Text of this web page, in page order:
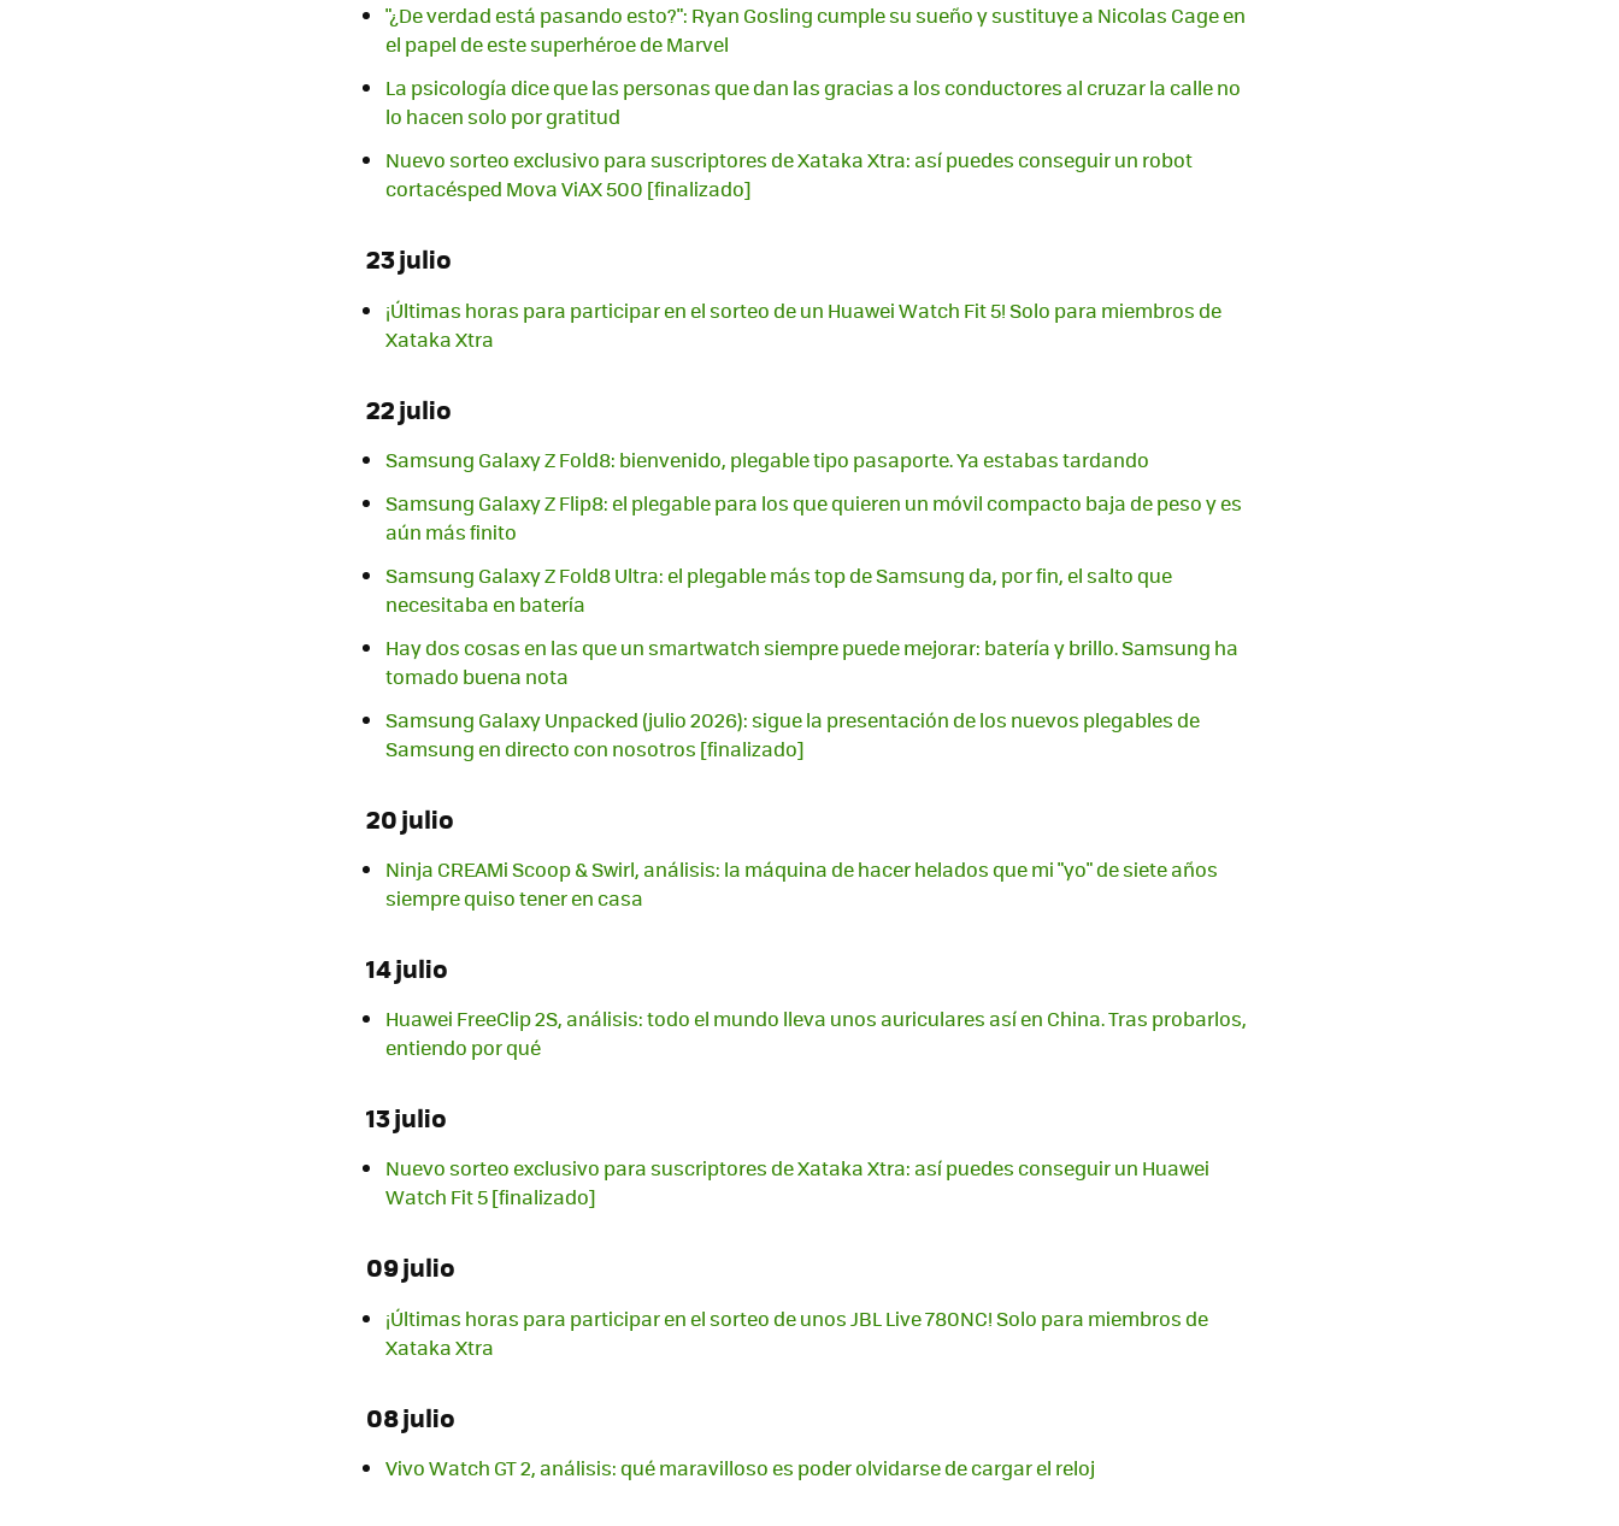
"¿De verdad está pasando esto?": Ryan Gosling cumple su sueño y sustituye a Nicolas Cage en
el papel de este superhéroe de Marvel
La psicología dice que las personas que dan las gracias a los conductores al cruzar la calle no
lo hacen solo por gratitud
Nuevo sorteo exclusivo para suscriptores de Xataka Xtra: así puedes conseguir un robot
cortacésped Mova ViAX 500 [finalizado]
23 julio
¡Últimas horas para participar en el sorteo de un Huawei Watch Fit 5! Solo para miembros de
Xataka Xtra
22 julio
Samsung Galaxy Z Fold8: bienvenido, plegable tipo pasaporte. Ya estabas tardando
Samsung Galaxy Z Flip8: el plegable para los que quieren un móvil compacto baja de peso y es
aún más finito
Samsung Galaxy Z Fold8 Ultra: el plegable más top de Samsung da, por fin, el salto que
necesitaba en batería
Hay dos cosas en las que un smartwatch siempre puede mejorar: batería y brillo. Samsung ha
tomado buena nota
Samsung Galaxy Unpacked (julio 2026): sigue la presentación de los nuevos plegables de
Samsung en directo con nosotros [finalizado]
20 julio
Ninja CREAMi Scoop & Swirl, análisis: la máquina de hacer helados que mi "yo" de siete años
siempre quiso tener en casa
14 julio
Huawei FreeClip 2S, análisis: todo el mundo lleva unos auriculares así en China. Tras probarlos,
entiendo por qué
13 julio
Nuevo sorteo exclusivo para suscriptores de Xataka Xtra: así puedes conseguir un Huawei
Watch Fit 5 [finalizado]
09 julio
¡Últimas horas para participar en el sorteo de unos JBL Live 780NC! Solo para miembros de
Xataka Xtra
08 julio
Vivo Watch GT 2, análisis: qué maravilloso es poder olvidarse de cargar el reloj